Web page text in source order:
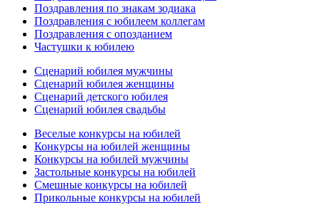
Поздравления по знакам зодиака
Поздравления с юбилеем коллегам
Поздравления с опозданием
Частушки к юбилею
Сценарий юбилея мужчины
Сценарий юбилея женщины
Сценарий детского юбилея
Сценарий юбилея свадьбы
Веселые конкурсы на юбилей
Конкурсы на юбилей женщины
Конкурсы на юбилей мужчины
Застольные конкурсы на юбилей
Смешные конкурсы на юбилей
Прикольные конкурсы на юбилей